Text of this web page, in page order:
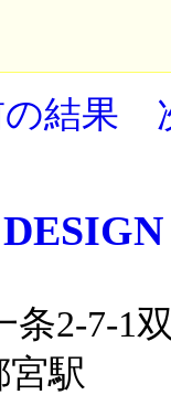
結果
条2-7-1
宮駅